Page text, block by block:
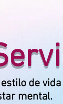
de
mental.